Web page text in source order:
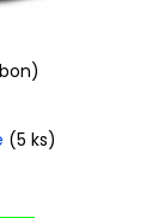
(5 ks)